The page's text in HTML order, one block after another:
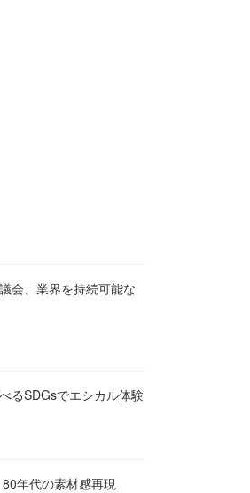
会、業界を持続可能な
るSDGsでエシカル体験
年代の素材感再現